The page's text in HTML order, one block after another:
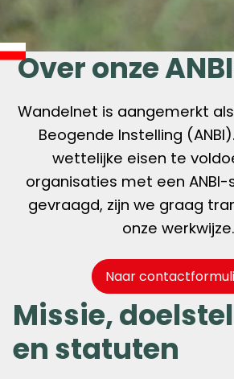
Over onze
Wandelnet is aangemerkt
Beogende Instelling
wettelijke eisen te
organisaties met een
gevraagd, zijn we graag
onze werkwijze.
Naar
Missie,
en statuten